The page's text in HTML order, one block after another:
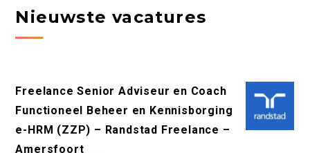
Nieuwste vacatures
Freelance Senior Adviseur en Coach
Functioneel Beheer en Kennisborging
e-HRM (ZZP) – Randstad Freelance –
Amersfoort